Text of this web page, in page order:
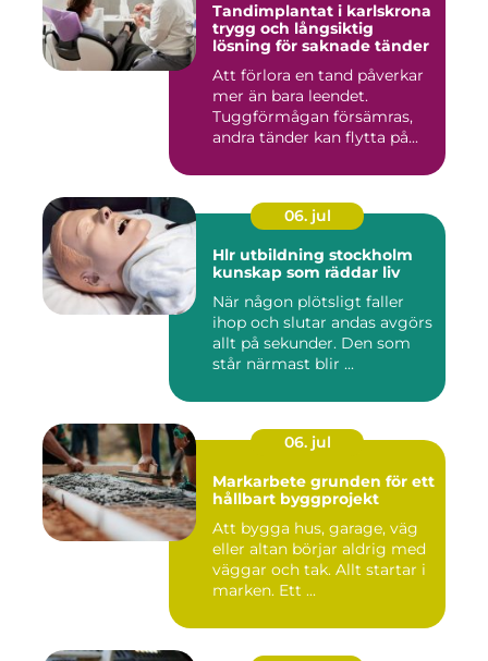
Tandimplantat i karlskrona
trygg och långsiktig
lösning för saknade tänder
Att förlora en tand påverkar
mer än bara leendet.
Tuggförmågan försämras,
andra tänder kan flytta på...
06. jul
Hlr utbildning stockholm
kunskap som räddar liv
När någon plötsligt faller
ihop och slutar andas avgörs
allt på sekunder. Den som
står närmast blir ...
06. jul
Markarbete grunden för ett
hållbart byggprojekt
Att bygga hus, garage, väg
eller altan börjar aldrig med
väggar och tak. Allt startar i
marken. Ett ...